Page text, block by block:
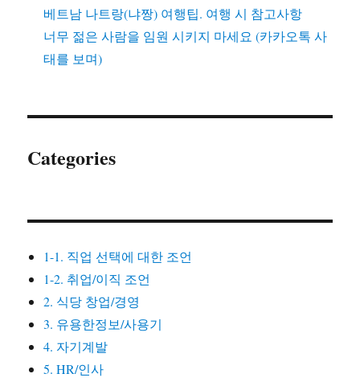
베트남 나트랑(냐짱) 여행팁. 여행 시 참고사항
너무 젊은 사람을 임원 시키지 마세요 (카카오톡 사
태를 보며)
Categories
1-1. 직업 선택에 대한 조언
1-2. 취업/이직 조언
2. 식당 창업/경영
3. 유용한정보/사용기
4. 자기계발
5. HR/인사